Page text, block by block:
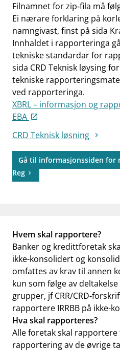
Filnamnet for zip‑fila må
Ei nærare forklaring på
namngivast, finst på sida
Innhaldet i rapporteringa
tekniske standardar for
sida CRD Teknisk løysing
tekniske
ved rapporteringa.
XBRL – informasjon og
EBA
CRD Teknisk løsning
Gå til informasjonssiden for
Reg
Hvem skal rapportere?
Banker og kredittforetak
ikke-konsolidert og
omfattes av krav til annen
kun som følge av
grupper, jf CRR/CRD-
rapportere IRRBB på ikke-
Hva skal rapporteres?
Alle foretak skal rapportere
rapportering av de øvrige